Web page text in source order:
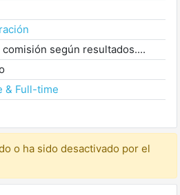
comisión según resultados....
& Full-time
o ha sido desactivado por el